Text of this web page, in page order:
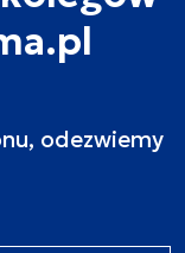
odezwiemy